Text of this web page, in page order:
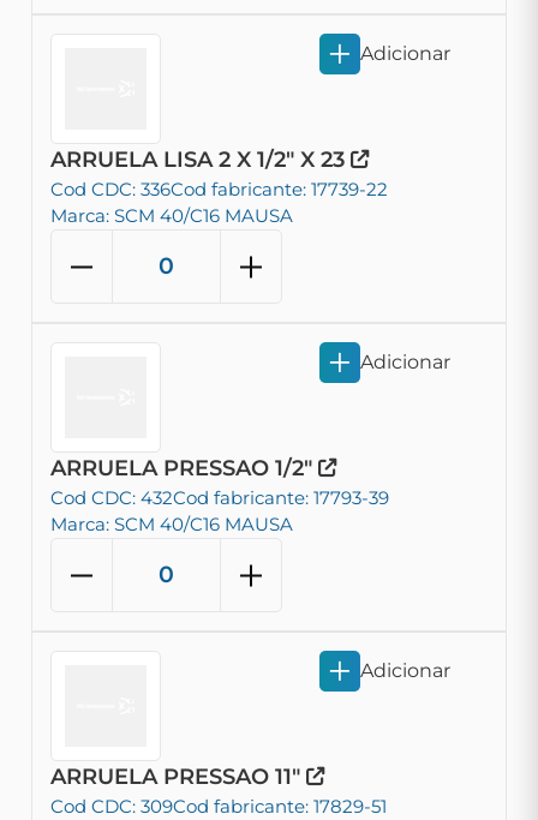
ARRUELA LISA 2 X 1/2" X 23
Cod CDC: 336Cod fabricante: 17739-22
Marca: SCM 40/C16 MAUSA
Adicionar
ARRUELA PRESSAO 1/2"
Cod CDC: 432Cod fabricante: 17793-39
Marca: SCM 40/C16 MAUSA
Adicionar
ARRUELA PRESSAO 11"
Cod CDC: 309Cod fabricante: 17829-51
Adicionar